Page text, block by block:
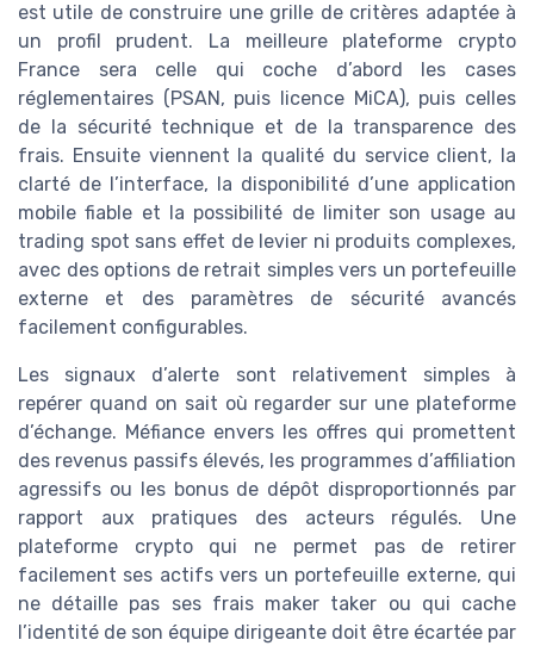
est utile de construire une grille de critères adaptée à
un profil prudent. La meilleure plateforme crypto
France sera celle qui coche d’abord les cases
réglementaires (PSAN, puis licence MiCA), puis celles
de la sécurité technique et de la transparence des
frais. Ensuite viennent la qualité du service client, la
clarté de l’interface, la disponibilité d’une application
mobile fiable et la possibilité de limiter son usage au
trading spot sans effet de levier ni produits complexes,
avec des options de retrait simples vers un portefeuille
externe et des paramètres de sécurité avancés
facilement configurables.
Les signaux d’alerte sont relativement simples à
repérer quand on sait où regarder sur une plateforme
d’échange. Méfiance envers les offres qui promettent
des revenus passifs élevés, les programmes d’affiliation
agressifs ou les bonus de dépôt disproportionnés par
rapport aux pratiques des acteurs régulés. Une
plateforme crypto qui ne permet pas de retirer
facilement ses actifs vers un portefeuille externe, qui
ne détaille pas ses frais maker taker ou qui cache
l’identité de son équipe dirigeante doit être écartée par